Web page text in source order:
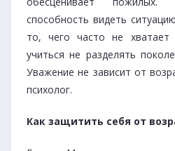
способность видеть
то, чего часто не
учиться не разделять
Уважение не зависит от
психолог.
Как защитить себя от